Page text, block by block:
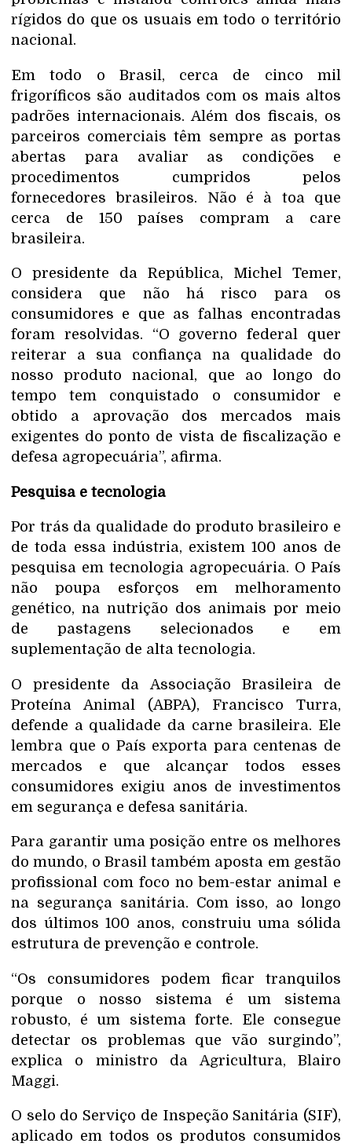
rígidos do que os usuais em todo o território
nacional.
Em todo o Brasil, cerca de cinco mil
frigoríficos são auditados com os mais altos
padrões internacionais. Além dos fiscais, os
parceiros comerciais têm sempre as portas
abertas para avaliar as condições e
procedimentos cumpridos pelos
fornecedores brasileiros. Não é à toa que
cerca de 150 países compram a care
brasileira.
O presidente da República, Michel Temer,
considera que não há risco para os
consumidores e que as falhas encontradas
foram resolvidas. “O governo federal quer
reiterar a sua confiança na qualidade do
nosso produto nacional, que ao longo do
tempo tem conquistado o consumidor e
obtido a aprovação dos mercados mais
exigentes do ponto de vista de fiscalização e
defesa agropecuária”, afirma.
Pesquisa e tecnologia
Por trás da qualidade do produto brasileiro e
de toda essa indústria, existem 100 anos de
pesquisa em tecnologia agropecuária. O País
não poupa esforços em melhoramento
genético, na nutrição dos animais por meio
de pastagens selecionados e em
suplementação de alta tecnologia.
O presidente da Associação Brasileira de
Proteína Animal (ABPA), Francisco Turra,
defende a qualidade da carne brasileira. Ele
lembra que o País exporta para centenas de
mercados e que alcançar todos esses
consumidores exigiu anos de investimentos
em segurança e defesa sanitária.
Para garantir uma posição entre os melhores
do mundo, o Brasil também aposta em gestão
profissional com foco no bem-estar animal e
na segurança sanitária. Com isso, ao longo
dos últimos 100 anos, construiu uma sólida
estrutura de prevenção e controle.
“Os consumidores podem ficar tranquilos
porque o nosso sistema é um sistema
robusto, é um sistema forte. Ele consegue
detectar os problemas que vão surgindo”,
explica o ministro da Agricultura, Blairo
Maggi.
O selo do Serviço de Inspeção Sanitária (SIF),
aplicado em todos os produtos consumidos